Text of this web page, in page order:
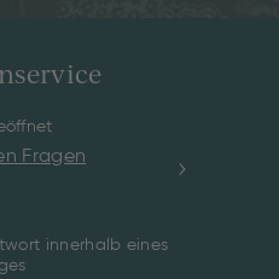
Fragen
innerhalb eines